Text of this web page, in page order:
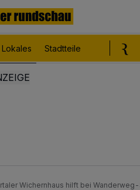
Lokales Stadtteile
Wichernhaus hilft bei